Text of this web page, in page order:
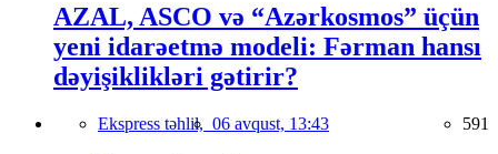
AZAL, ASCO və “Azərkosmos” üçün
yeni idarəetmə modeli: Fərman hansı
dəyişiklikləri gətirir?
Ekspress təhlil, 06 avqust, 13:43 591